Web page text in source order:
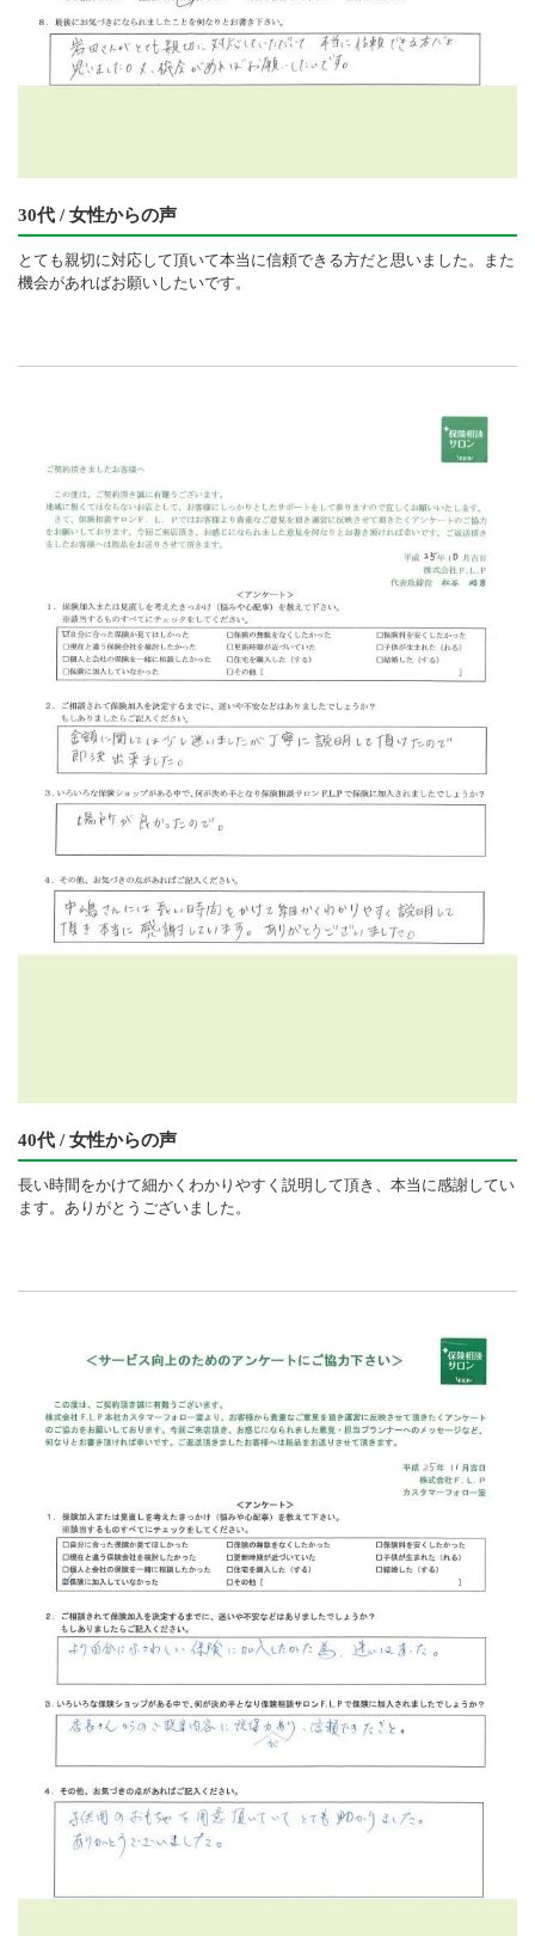
30代 / 女性からの声
とても親切に対応して頂いて本当に信頼できる方だと思いました。また
機会があればお願いしたいです。
40代 / 女性からの声
長い時間をかけて細かくわかりやすく説明して頂き、本当に感謝してい
ます。ありがとうございました。